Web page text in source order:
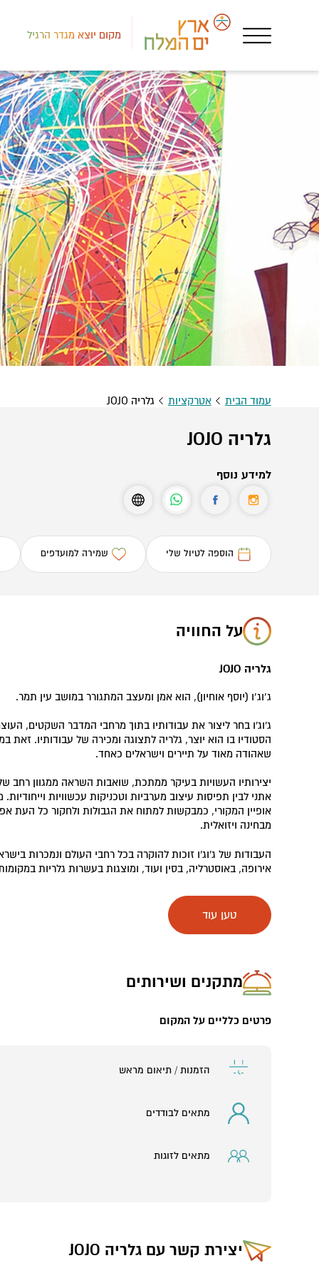
מקום יוצא מגדר הרגיל
עמוד הבית אטרקציות גלריה JOJO
גלריה JOJO
למידע נוסף
הוספה לטיול שלי שמירה למועדפים
על החוויה
גלריה JOJO
ג’וג’ו (יוסף אוחיון), הוא אמן ומעצב המתגורר במושב עין תמר.
ג'וג'ו בחר ליצור את עבודותיו בתוך מרחבי המדבר השקטים,
הסטודיו בו הוא יוצר, גלריה לתצוגה ומכירה של עבודותיו. זאת
שאהודה מאוד על תיירים וישראלים כאחד.
יצירותיו העשויות בעיקר ממתכת, שואבות השראה ממגוון רחב
אתני לבין תפיסות עיצוב מערביות וטכניקות עכשוויות וייחודיות.
אופיין המקורי, כמבקשות למתוח את הגבולות ולחקור כל העת
מבחינה ויזואלית.
העבודות של ג'וג'ו זוכות להוקרה בכל רחבי העולם ונמכרות
אירופה, באוסטרליה, בסין ועוד, ומוצגות בעשרות גלריות
בסטודיו תוכלו להציץ על תהליך היצירה המלווה במפגש אישי
ביצירה מקורית. חוויה מקומית ואותנטית בגלריה של אמן בינלאומי.
טען עוד
מתקנים ושירותים
פרטים כלליים על המקום
הזמנות / תיאום מראש
מתאים לבודדים
מתאים לזוגות
יצירת קשר עם גלריה JOJO